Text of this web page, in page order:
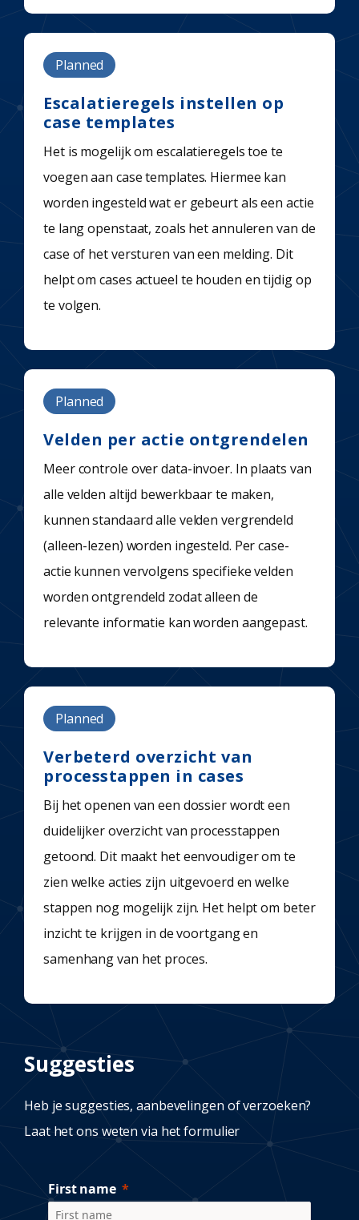
Planned
Escalatieregels instellen op
case templates
Het is mogelijk om escalatieregels toe te
voegen aan case templates. Hiermee kan
worden ingesteld wat er gebeurt als een actie
te lang openstaat, zoals het annuleren van de
case of het versturen van een melding. Dit
helpt om cases actueel te houden en tijdig op
te volgen.
Planned
Velden per actie ontgrendelen
Meer controle over data-invoer. In plaats van
alle velden altijd bewerkbaar te maken,
kunnen standaard alle velden vergrendeld
(alleen-lezen) worden ingesteld. Per case-
actie kunnen vervolgens specifieke velden
worden ontgrendeld zodat alleen de
relevante informatie kan worden aangepast.
Planned
Verbeterd overzicht van
processtappen in cases
Bij het openen van een dossier wordt een
duidelijker overzicht van processtappen
getoond. Dit maakt het eenvoudiger om te
zien welke acties zijn uitgevoerd en welke
stappen nog mogelijk zijn. Het helpt om beter
inzicht te krijgen in de voortgang en
samenhang van het proces.
Suggesties
Heb je suggesties, aanbevelingen of verzoeken?
Laat het ons weten via het formulier
First name